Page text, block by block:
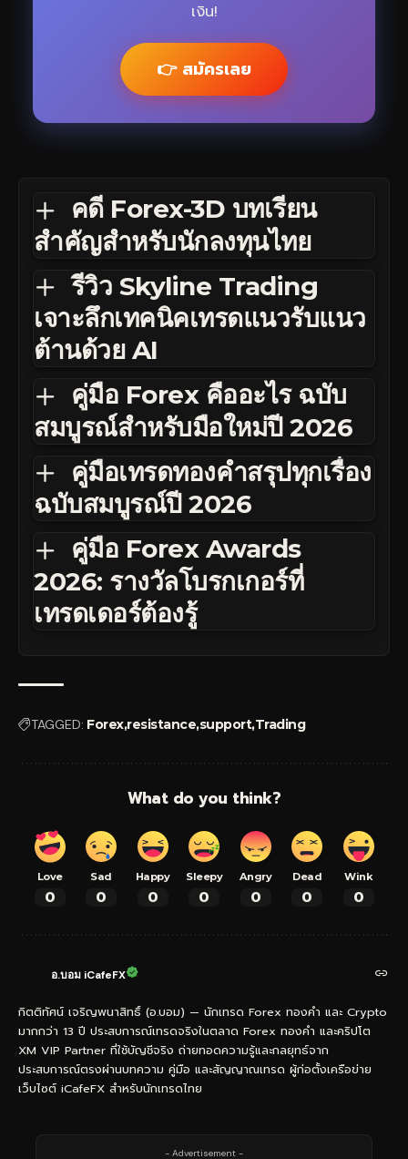
เงิน!
👉 สมัครเลย
คดี Forex-3D บทเรียน
สำคัญสำหรับนักลงทุนไทย
รีวิว Skyline Trading
เจาะลึกเทคนิคเทรดแนวรับแนว
ต้านด้วย AI
คู่มือ Forex คืออะไร ฉบับ
สมบูรณ์สำหรับมือใหม่ปี 2026
คู่มือเทรดทองคำสรุปทุกเรื่อง
ฉบับสมบูรณ์ปี 2026
คู่มือ Forex Awards
2026: รางวัลโบรกเกอร์ที่
เทรดเดอร์ต้องรู้
TAGGED: ForexresistancesupportTrading
What do you think?
Love
0
Sad
0
Happy
0
Sleepy
0
Angry
0
Dead
0
Wink
0
อ.บอม iCafeFX
กิตติทัศน์ เจริญพนาสิทธิ์ (อ.บอม) — นักเทรด Forex ทองคำ และ Crypto
มากกว่า 13 ปี ประสบการณ์เทรดจริงในตลาด Forex ทองคำ และคริปโต
XM VIP Partner ที่ใช้บัญชีจริง ถ่ายทอดความรู้และกลยุทธ์จาก
ประสบการณ์ตรงผ่านบทความ คู่มือ และสัญญาณเทรด ผู้ก่อตั้งเครือข่าย
เว็บไซต์ iCafeFX สำหรับนักเทรดไทย
- Advertisement -